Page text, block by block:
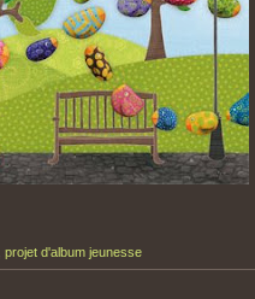
projet d'album jeunesse